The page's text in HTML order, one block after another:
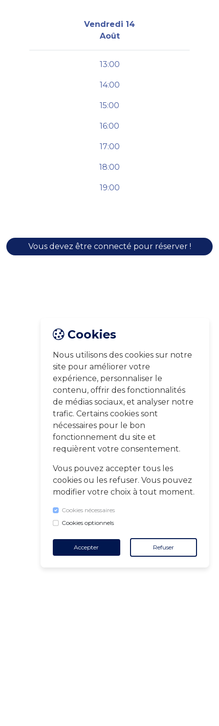
Cookies
Nous utilisons des cookies sur notre
site pour améliorer votre
expérience, personnaliser le
contenu, offrir des fonctionnalités
de médias sociaux, et analyser notre
trafic. Certains cookies sont
nécessaires pour le bon
fonctionnement du site et
requièrent votre consentement.
Vous pouvez accepter tous les
cookies ou les refuser. Vous pouvez
modifier votre choix à tout moment.
Cookies nécessaires
Cookies optionnels
Accepter Refuser
Vendredi 14
Août
13:00
14:00
15:00
16:00
17:00
18:00
19:00
Vous devez être connecté pour réserver !